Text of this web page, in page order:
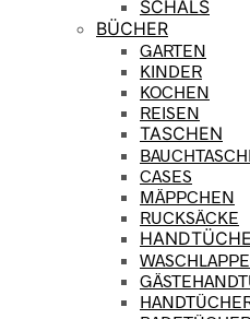
SCHALS
BÜCHER
GARTEN
KINDER
KOCHEN
REISEN
TASCHEN
CASES
MÄPPCHEN
RUCKSÄCKE